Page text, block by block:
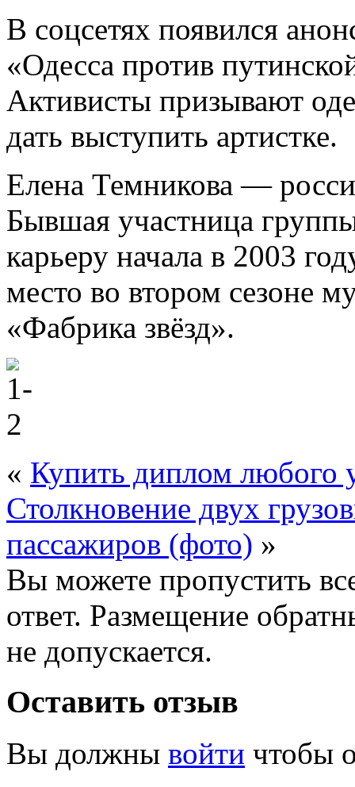
В соцсетях появился
«Одесса против
Активисты призывают
дать выступить артистке.
Елена Темникова —
Бывшая участница
карьеру начала в 2003
место во втором сезоне
«Фабрика звёзд».
« Купить диплом любого
Столкновение двух
пассажиров (фото) »
Вы можете пропустить
ответ. Размещение
не допускается.
Оставить отзыв
Вы должны войти чтобы